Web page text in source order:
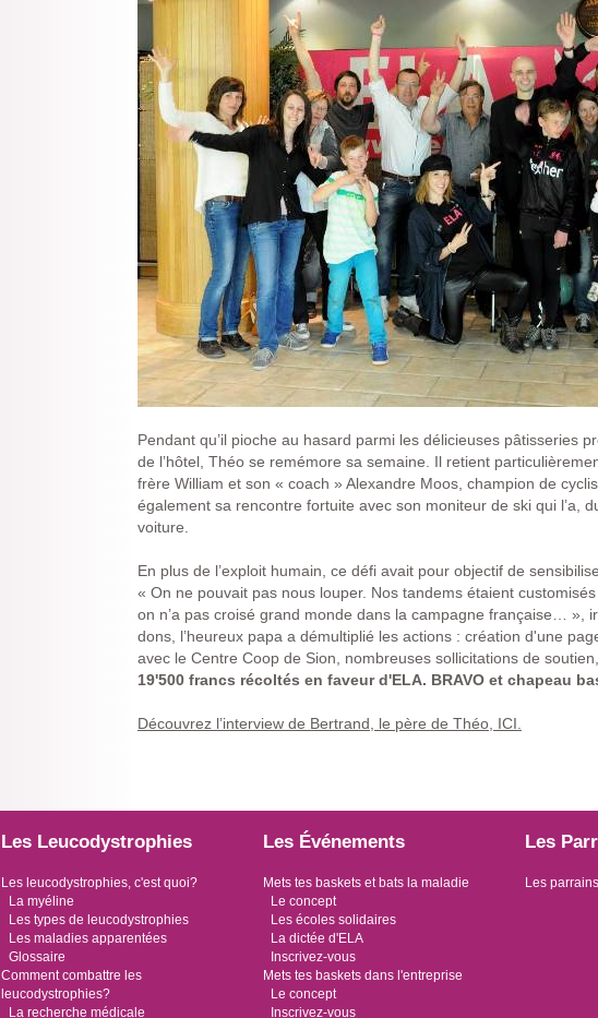
Pendant qu’il pioche au hasard parmi les délicieuses pâtisseries
de l’hôtel, Théo se remémore sa semaine. Il retient
frère William et son « coach » Alexandre Moos, champion de
également sa rencontre fortuite avec son moniteur de ski qui l’a,
voiture.
En plus de l’exploit humain, ce défi avait pour objectif de
« On ne pouvait pas nous louper. Nos tandems étaient customisés
on n’a pas croisé grand monde dans la campagne française… »,
dons, l’heureux papa a démultiplié les actions : création d'une
avec le Centre Coop de Sion, nombreuses sollicitations de
19'500 francs récoltés en faveur d'ELA. BRAVO et chapeau
Découvrez l’interview de Bertrand, le père de Théo, ICI.
Les Leucodystrophies
Les leucodystrophies, c'est quoi?
La myéline
Les types de leucodystrophies
Les maladies apparentées
Glossaire
Comment combattre les
leucodystrophies?
La recherche médicale
Les Événements
Mets tes baskets et bats la maladie
Le concept
Les écoles solidaires
La dictée d'ELA
Inscrivez-vous
Mets tes baskets dans l'entreprise
Le concept
Inscrivez-vous
Les
Les parrains